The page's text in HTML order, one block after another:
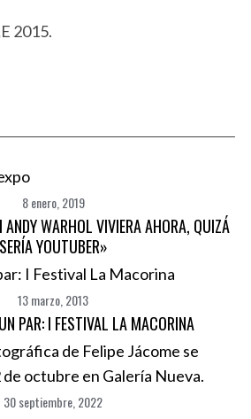
2015.
8 enero, 2019
ANDY WARHOL VIVIERA AHORA, QUIZÁ
SERÍA YOUTUBER»
13 marzo, 2013
PAR: I FESTIVAL LA MACORINA
30 septiembre, 2022